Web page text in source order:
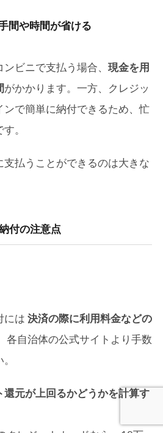
間や時間が省ける
ビニで支払う場合、 現金を用
がかかります。一方、クレジッ
ンで簡単に納付できるため、忙
。
払うことができるのは大きな
付の注意点
には 決済の際に利用料金などの
各自治体の公式サイトより手数
元が上回るかどうかを計算す